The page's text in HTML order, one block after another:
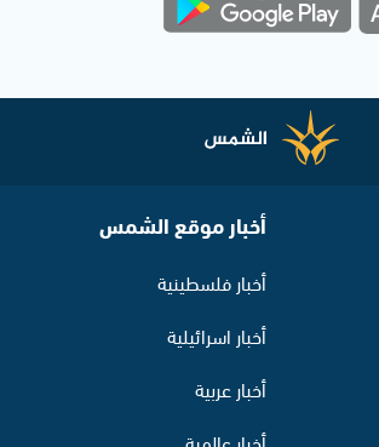
أخبار موقع الشمس
أخبار فلسطينية
أخبار اسرائيلية
أخبار عربية